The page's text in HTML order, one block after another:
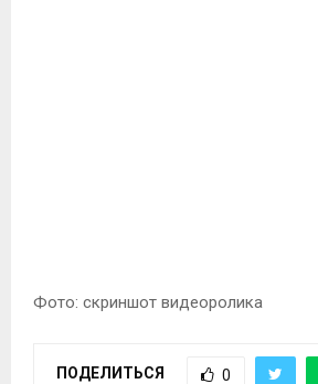
Фото: скриншот видеоролика
ПОДЕЛИТЬСЯ 0